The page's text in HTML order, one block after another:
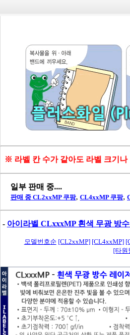
※ 라벨 칸 수가 같아도 라벨 크기나
일부 판매 중....
판매 중 CL2xxMP 쿠팡, CL4xxMP 쿠팡,
- 아이라벨 CLxxxMP 흰색 무광 방
모델번호순 [CL2xxMP] [CL4xxMP]
[타원